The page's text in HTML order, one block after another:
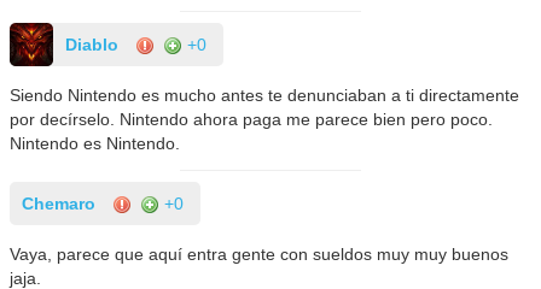
Diablo +0
Siendo Nintendo es mucho antes te denunciaban a ti directamente
por decírselo. Nintendo ahora paga me parece bien pero poco.
Nintendo es Nintendo.
Chemaro +0
Vaya, parece que aquí entra gente con sueldos muy muy buenos
jaja.